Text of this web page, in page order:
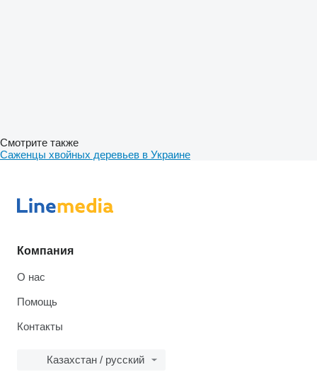
Смотрите также
Саженцы хвойных деревьев в Украине
Компания
О нас
Помощь
Контакты
Казахстан / русский